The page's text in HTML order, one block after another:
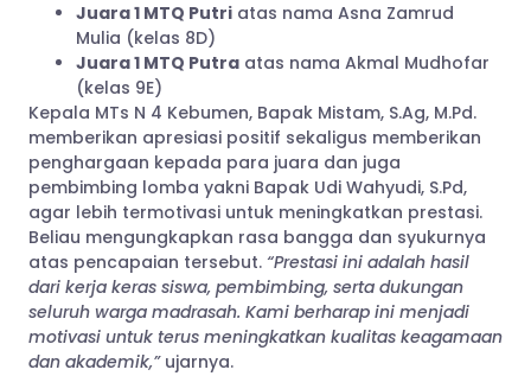
Juara 1 MTQ Putri atas nama Asna Zamrud
Mulia (kelas 8D)
Juara 1 MTQ Putra atas nama Akmal Mudhofar
(kelas 9E)
Kepala MTs N 4 Kebumen, Bapak Mistam, S.Ag, M.Pd.
memberikan apresiasi positif sekaligus memberikan
penghargaan kepada para juara dan juga
pembimbing lomba yakni Bapak Udi Wahyudi, S.Pd,
agar lebih termotivasi untuk meningkatkan prestasi.
Beliau mengungkapkan rasa bangga dan syukurnya
atas pencapaian tersebut. “Prestasi ini adalah hasil
dari kerja keras siswa, pembimbing, serta dukungan
seluruh warga madrasah. Kami berharap ini menjadi
motivasi untuk terus meningkatkan kualitas keagamaan
dan akademik,”ujarnya.